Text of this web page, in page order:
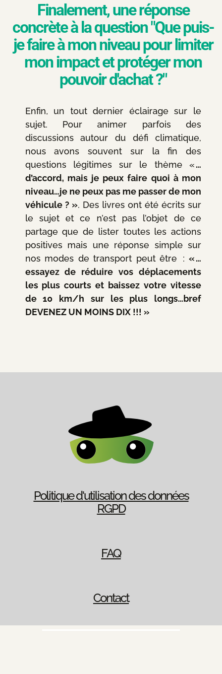
Finalement, une réponse
concrète à la question "Que puis-
je faire à mon niveau pour limiter
mon impact et protéger mon
pouvoir d'achat ?"
Enfin, un tout dernier éclairage sur le
sujet. Pour animer parfois des
discussions autour du défi climatique,
nous avons souvent sur la fin des
questions légitimes sur le thème «…
d’accord, mais je peux faire quoi à mon
niveau…je ne peux pas me passer de mon
véhicule ? ». Des livres ont été écrits sur
le sujet et ce n’est pas l’objet de ce
partage que de lister toutes les actions
positives mais une réponse simple sur
nos modes de transport peut être : « …
essayez de réduire vos déplacements
les plus courts et baissez votre vitesse
de 10 km/h sur les plus longs…bref
DEVENEZ UN MOINS DIX !!! »
Politique d'utilisation des données
RGPD
FAQ
Contact